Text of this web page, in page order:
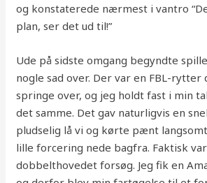
og konstaterede nærmest i vantro
plan, ser det ud til!”
Ude på sidste omgang begyndte
nogle sad over. Der var en FBL-
springe over, og jeg holdt fast i min
det samme. Det gav naturligvis en
pludselig lå vi og kørte pænt
lille forcering nede bagfra. Faktisk
dobbelthovedet forsøg. Jeg fik en